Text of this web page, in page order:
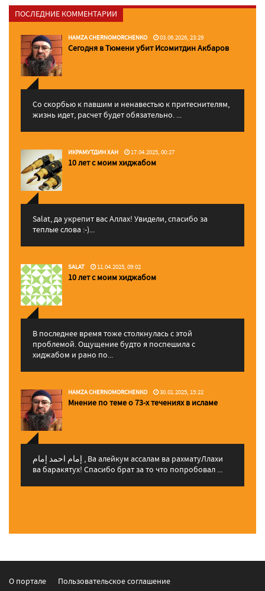
ПОСЛЕДНИЕ КОММЕНТАРИИ
HAMZA CHERNOMORCHENKO 03.06.2026, 23:29
Сегодня в Тюмени убит Исомитдин Акбаров
Со скорбью к павшим и ненавестью к притеснителям,
жизнь идет, расчет будет обязательно. ...
ИКРАМУТДИН ХАН 17.04.2025, 00:27
10 лет с моим хиджабом
Salat, да укрепит вас Аллаx! Увидели, спасибо за
теплые слова :-)...
SALAT 11.04.2025, 09:02
10 лет с моим хиджабом
В последнее время тоже столкнулась с этой
проблемой. Ощущение будто я поспешила с
хиджабом и рано по...
HAMZA CHERNOMORCHENKO 30.01.2025, 15:22
Мнение по теме о 73-х течениях в исламе
إمام احمد إمام , Ва алейкум ассалам ва рахматуЛлахи
ва баракятух! Спасибо брат за то что попробовал ...
О портале Пользовательское соглашение